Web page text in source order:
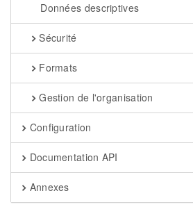
Données descriptives
Sécurité
Formats
Gestion de l'organisation
Configuration
Documentation API
Annexes